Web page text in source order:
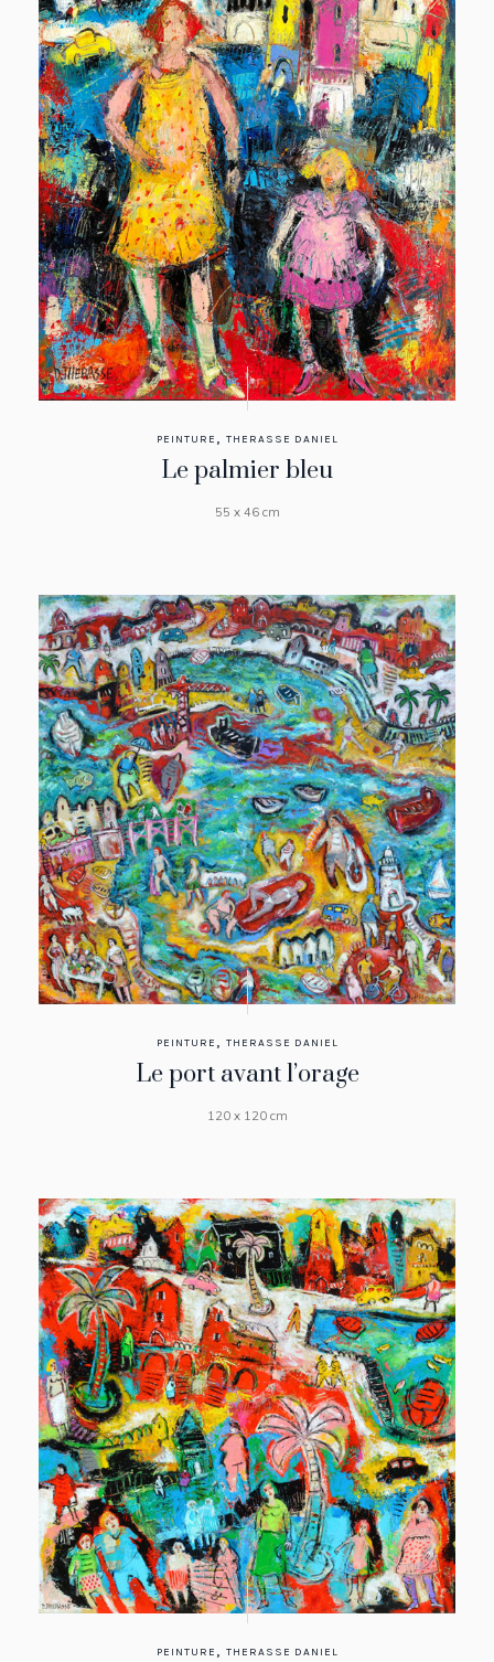
PEINTURE , THERASSE DANIEL
Le palmier bleu
55 x 46 cm
PEINTURE , THERASSE DANIEL
Le port avant l’orage
120 x 120 cm
PEINTURE , THERASSE DANIEL